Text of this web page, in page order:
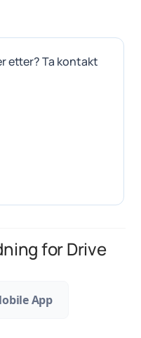
etter? Ta kontakt
for Drive
App